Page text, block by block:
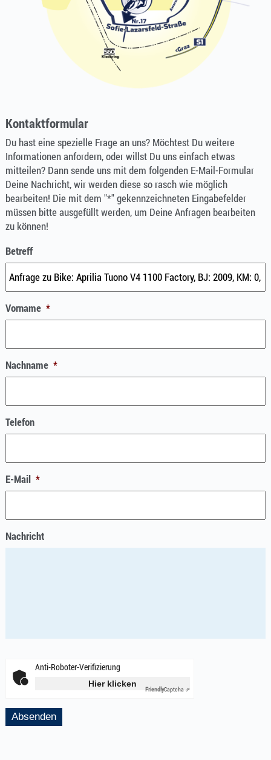
Kontaktformular
Du hast eine spezielle Frage an uns? Möchtest Du weitere
Informationen anfordern, oder willst Du uns einfach etwas
mitteilen? Dann sende uns mit dem folgenden E-Mail-Formular
Deine Nachricht, wir werden diese so rasch wie möglich
bearbeiten! Die mit dem "*" gekennzeichneten Eingabefelder
müssen bitte ausgefüllt werden, um Deine Anfragen bearbeiten
zu können!
Betreff
Vorname *
Nachname *
Telefon
E-Mail *
Nachricht
Anti-Roboter-Verifizierung
Hier klicken
FriendlyCaptcha ⇗
Absenden